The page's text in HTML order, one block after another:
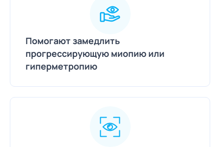
Помогают замедлить
прогрессирующую миопию или
гиперметропию